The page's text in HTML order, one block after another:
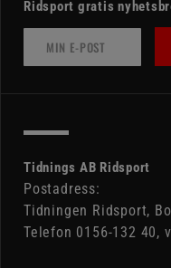
Ridsport gratis
Tidnings AB Ridsport
Postadress:
Tidningen Ridsport,
Telefon 0156-132 40,